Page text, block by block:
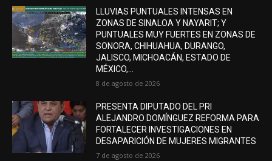
LLUVIAS PUNTUALES INTENSAS EN
ZONAS DE SINALOA Y NAYARIT; Y
PUNTUALES MUY FUERTES EN ZONAS DE
SONORA, CHIHUAHUA, DURANGO,
JALISCO, MICHOACÁN, ESTADO DE
MÉXICO,...
8 de agosto de 2026
PRESENTA DIPUTADO DEL PRI
ALEJANDRO DOMÍNGUEZ REFORMA PARA
FORTALECER INVESTIGACIONES EN
DESAPARICIÓN DE MUJERES MIGRANTES
7 de agosto de 2026